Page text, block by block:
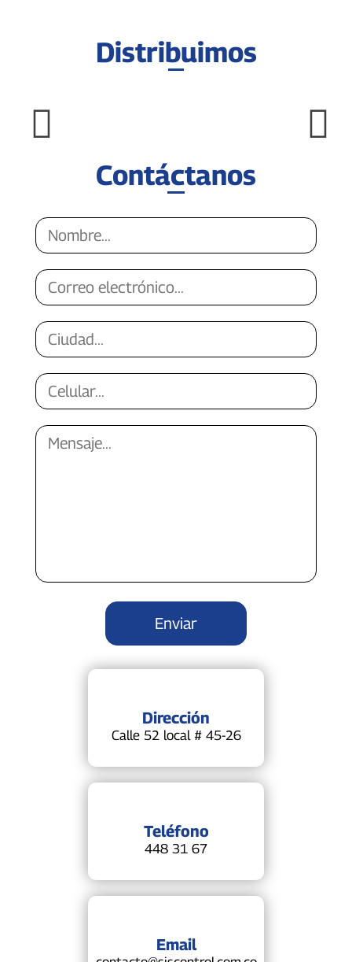
Distribuimos
Contáctanos
Dirección
Calle 52 local # 45-26
Teléfono
448 31 67
Email